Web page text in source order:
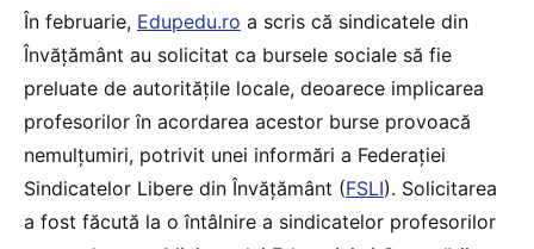
În februarie, Edupedu.ro a scris că sindicatele din
Învățământ au solicitat ca bursele sociale să fie
preluate de autoritățile locale, deoarece implicarea
profesorilor în acordarea acestor burse provoacă
nemulțumiri, potrivit unei informări a Federației
Sindicatelor Libere din Învățământ (FSLI). Solicitarea
a fost făcută la o întâlnire a sindicatelor profesorilor